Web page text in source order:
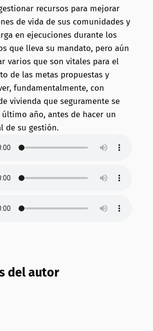
recursos para mejorar
de vida de sus comunidades y
en ejecuciones durante los
que lleva su mandato, pero aún
varios que son vitales para el
de las metas propuestas y
fundamentalmente, con
vivienda que seguramente se
último año, antes de hacer un
de su gestión.
del autor